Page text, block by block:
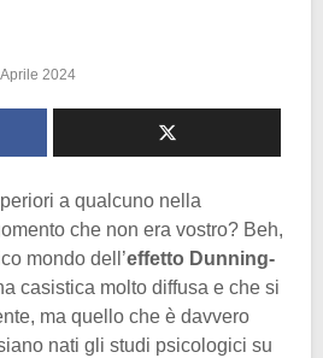
2024
a qualcuno nella
che non era vostro? Beh,
mondo dell’effetto Dunning-
casistica molto diffusa e che si
ma quello che è davvero
nati gli studi psicologici su